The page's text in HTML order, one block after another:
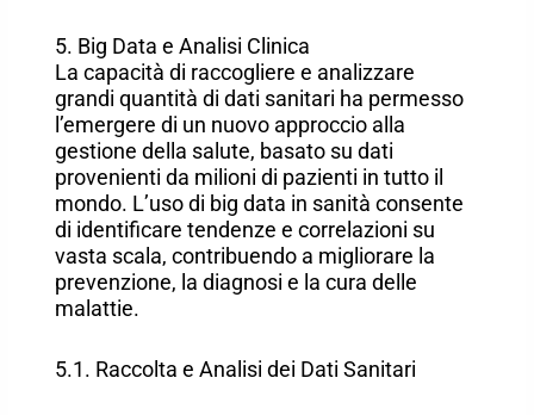
5. Big Data e Analisi Clinica
La capacità di raccogliere e analizzare
grandi quantità di dati sanitari ha permesso
l’emergere di un nuovo approccio alla
gestione della salute, basato su dati
provenienti da milioni di pazienti in tutto il
mondo. L’uso di big data in sanità consente
di identificare tendenze e correlazioni su
vasta scala, contribuendo a migliorare la
prevenzione, la diagnosi e la cura delle
malattie.
5.1. Raccolta e Analisi dei Dati Sanitari